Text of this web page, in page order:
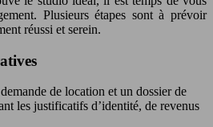
Plusieurs étapes sont à prévoir
réussi et serein.
de location et un dossier de
les justificatifs d’identité, de revenus